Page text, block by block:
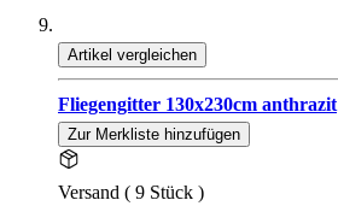
Artikel vergleichen
Fliegengitter 130x230cm anthrazit
Zur Merkliste hinzufügen
Versand ( 9 Stück )